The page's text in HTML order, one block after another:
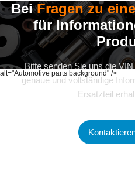
alt="Automotive parts background" />
BeiFragen zu
für
Bitte senden Sie uns die
genaue und vollständige
Ersatzteil